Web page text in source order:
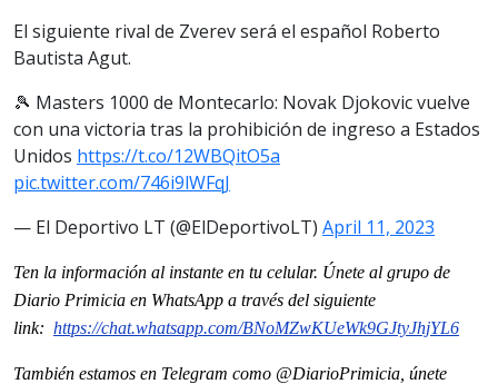
El siguiente rival de Zverev será el español Roberto
Bautista Agut.
🎾 Masters 1000 de Montecarlo: Novak Djokovic vuelve
con una victoria tras la prohibición de ingreso a Estados
Unidos https://t.co/12WBQitO5a
pic.twitter.com/746i9lWFqJ
— El Deportivo LT (@ElDeportivoLT) April 11, 2023
Ten la información al instante en tu celular. Únete al grupo de
Diario Primicia en WhatsApp a través del siguiente
link: https://chat.whatsapp.com/BNoMZwKUeWk9GJtyJhjYL6
También estamos en Telegram como @DiarioPrimicia, únete